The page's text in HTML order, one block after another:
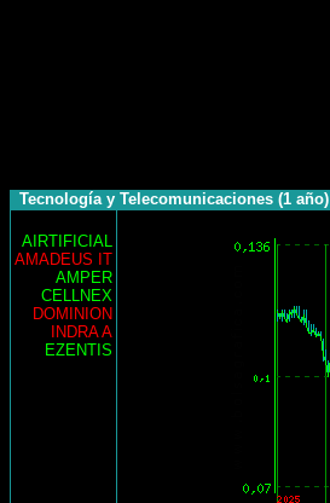
Tecnología y Telecomunicaciones (1 año)
AIRTIFICIAL
AMADEUS IT
AMPER
CELLNEX
DOMINION
INDRA A
EZENTIS